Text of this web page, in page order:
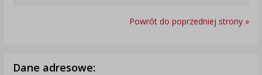
Powrót do poprzedniej strony »
Dane adresowe: